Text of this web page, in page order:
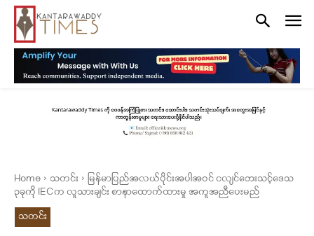
Home သတင်း
မြန်မာပြည်အလယ်ပိုင်းအပါအဝင် ငလျင်ဘေးသင့်ဒေသ
၃ခုကို IECက လူသားချင်း စာနာထောက်ထားမှု အကူအညီပေးမည်
သတင်း